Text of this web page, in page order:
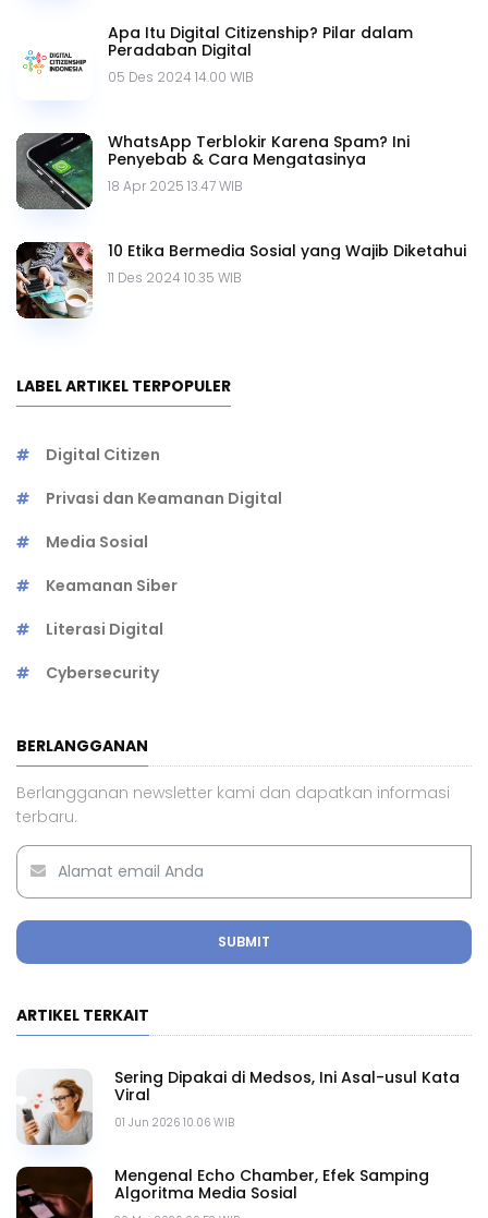
Apa Itu Digital Citizenship? Pilar dalam
Peradaban Digital
05 Des 2024 14.00 WIB
WhatsApp Terblokir Karena Spam? Ini
Penyebab & Cara Mengatasinya
18 Apr 2025 13.47 WIB
10 Etika Bermedia Sosial yang Wajib Diketahui
11 Des 2024 10.35 WIB
LABEL ARTIKEL TERPOPULER
Digital Citizen
Privasi dan Keamanan Digital
Media Sosial
Keamanan Siber
Literasi Digital
Cybersecurity
BERLANGGANAN
Berlangganan newsletter kami dan dapatkan informasi
terbaru.
SUBMIT
ARTIKEL TERKAIT
01 Jun 2026 10.06 WIB
Sering Dipakai di Medsos, Ini Asal-usul Kata
Viral
Mengenal Echo Chamber, Efek Samping
Algoritma Media Sosial